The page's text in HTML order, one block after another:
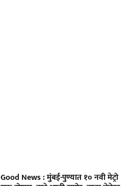
Good News : मुंबई-पुण्यात १० नवी मेट्रो